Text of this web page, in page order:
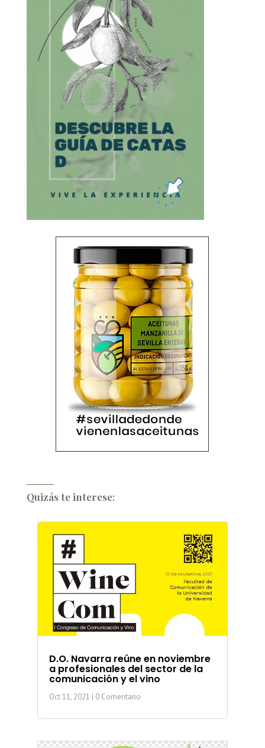
Quizás te interese:
D.O. Navarra reúne en noviembre
a profesionales del sector de la
comunicación y el vino
Oct 11, 2021 | 0 Comentario